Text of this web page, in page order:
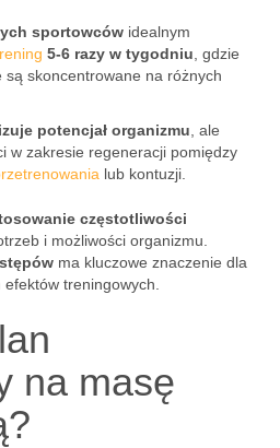
sportowców idealnym
5-6 razy w tygodniu , gdzie
są skoncentrowane na różnych
potencjał organizmu , ale
w zakresie regeneracji pomiędzy
lub kontuzji.
częstotliwości
i możliwości organizmu.
ma kluczowe znaczenie dla
treningowych.
na masę